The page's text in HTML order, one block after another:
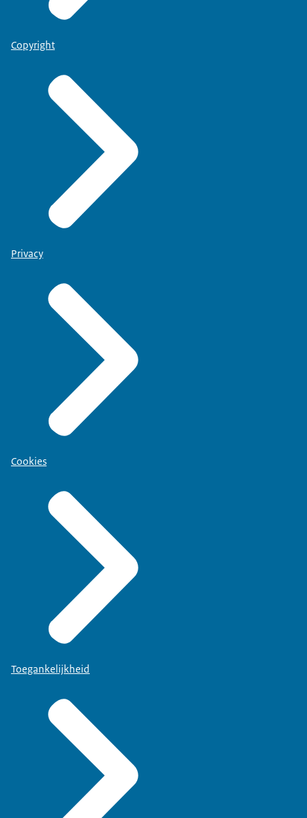
Copyright
Privacy
Cookies
Toegankelijkheid